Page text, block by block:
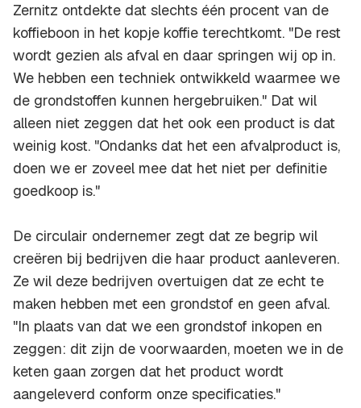
Zernitz ontdekte dat slechts één procent van de
koffieboon in het kopje koffie terechtkomt. "De rest
wordt gezien als afval en daar springen wij op in.
We hebben een techniek ontwikkeld waarmee we
de grondstoffen kunnen hergebruiken." Dat wil
alleen niet zeggen dat het ook een product is dat
weinig kost. "Ondanks dat het een afvalproduct is,
doen we er zoveel mee dat het niet per definitie
goedkoop is."
De circulair ondernemer zegt dat ze begrip wil
creëren bij bedrijven die haar product aanleveren.
Ze wil deze bedrijven overtuigen dat ze echt te
maken hebben met een grondstof en geen afval.
"In plaats van dat we een grondstof inkopen en
zeggen: dit zijn de voorwaarden, moeten we in de
keten gaan zorgen dat het product wordt
aangeleverd conform onze specificaties."